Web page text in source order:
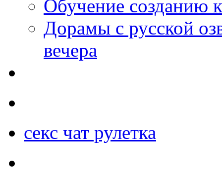
Обучение созданию
Дорамы с русской
вечера
секс чат рулетка